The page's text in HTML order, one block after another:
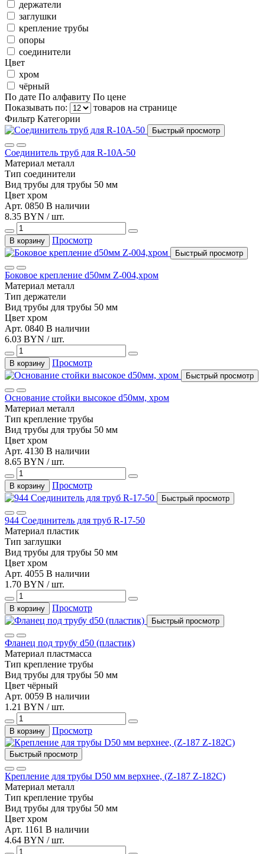
держатели
заглушки
крепление трубы
опоры
соединители
Цвет
хром
чёрный
По дате По алфавиту По цене
Показывать по:
товаров на странице
Фильтр Категории
Быстрый просмотр
Соединитель труб для R-10A-50
Материал металл
Тип соединители
Вид трубы для трубы 50 мм
Цвет хром
Арт. 0850 В наличии
8.35 BYN / шт.
В корзину Просмотр
Быстрый просмотр
Боковое крепление d50мм Z-004,хром
Материал металл
Тип держатели
Вид трубы для трубы 50 мм
Цвет хром
Арт. 0840 В наличии
6.03 BYN / шт.
В корзину Просмотр
Быстрый просмотр
Основание стойки высокое d50мм, хром
Материал металл
Тип крепление трубы
Вид трубы для трубы 50 мм
Цвет хром
Арт. 4130 В наличии
8.65 BYN / шт.
В корзину Просмотр
Быстрый просмотр
944 Соединитель для труб R-17-50
Материал пластик
Тип заглушки
Вид трубы для трубы 50 мм
Цвет хром
Арт. 4055 В наличии
1.70 BYN / шт.
В корзину Просмотр
Быстрый просмотр
Фланец под трубу d50 (пластик)
Материал пластмасса
Тип крепление трубы
Вид трубы для трубы 50 мм
Цвет чёрный
Арт. 0059 В наличии
1.21 BYN / шт.
В корзину Просмотр
Быстрый просмотр
Крепление для трубы D50 мм верхнее, (Z-187 Z-182С)
Материал металл
Тип крепление трубы
Вид трубы для трубы 50 мм
Цвет хром
Арт. 1161 В наличии
4.64 BYN / шт.